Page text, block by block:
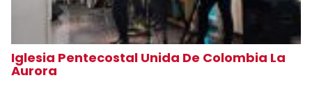
Iglesia Pentecostal Unida De Colombia La
Aurora